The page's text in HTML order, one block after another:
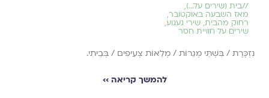
//בית (שירים על...),
מאז השבעה באוקטובר,
רחוק מהבית, שירי געגוע,
שירים על חוויית חסר
נִזְכֶּרֶת / בִּשְׁתֵּי מְגֵרוֹת / מְלֵאוֹת צְעִיפִים / בְּבֵיתִי.
להמשך קריאה ››